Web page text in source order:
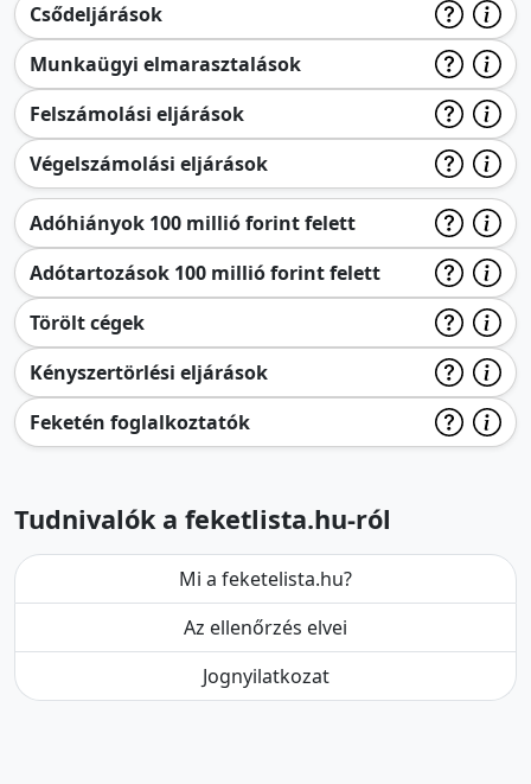
Csődeljárások
Munkaügyi elmarasztalások
Felszámolási eljárások
Végelszámolási eljárások
Adóhiányok 100 millió forint felett
Adótartozások 100 millió forint felett
Törölt cégek
Kényszertörlési eljárások
Feketén foglalkoztatók
Tudnivalók a feketlista.hu-ról
Mi a feketelista.hu?
Az ellenőrzés elvei
Jognyilatkozat